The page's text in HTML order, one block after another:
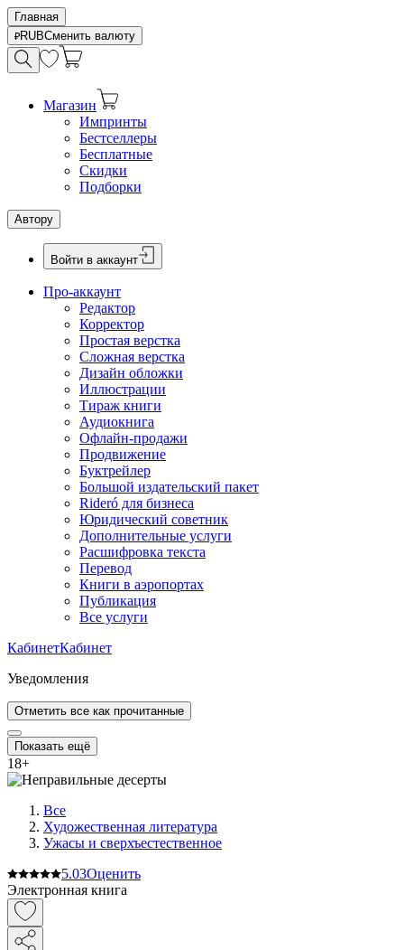
Главная
RUBСменить валюту
Магазин
Импринты
Бестселлеры
Бесплатные
Скидки
Подборки
Автору
Войти в аккаунт
Про-аккаунт
Редактор
Корректор
Простая верстка
Сложная верстка
Дизайн обложки
Иллюстрации
Тираж книги
Аудиокнига
Офлайн-продажи
Продвижение
Буктрейлер
Большой издательский пакет
Rideró для бизнеса
Юридический советник
Дополнительные услуги
Расшифровка текста
Перевод
Книги в аэропортах
Публикация
Все услуги
КабинетКабинет
Уведомления
Отметить все как прочитанные
Показать ещё
18+
Все
Художественная литература
Ужасы и сверхъестественное
5.03Оценить
Электронная книга